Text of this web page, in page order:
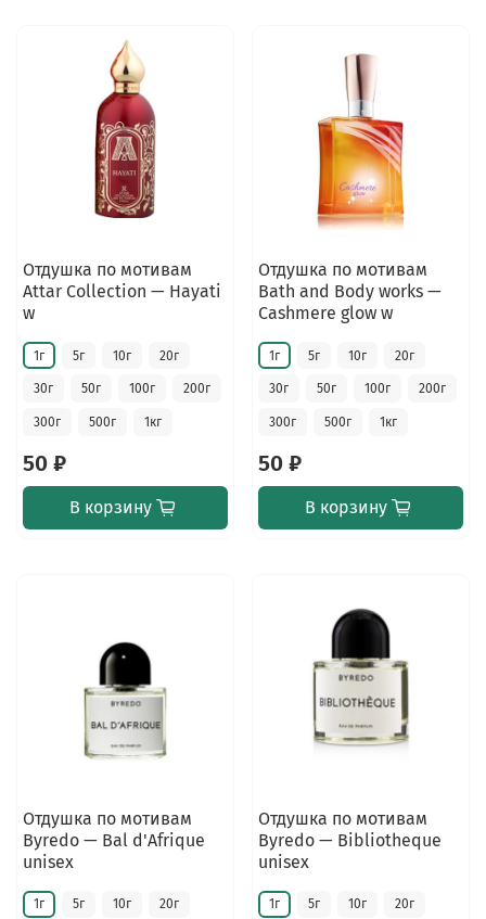
Отдушка по мотивам
Attar Collection — Hayati
w
1г 5г 10г 20г
30г 50г 100г 200г
300г 500г 1кг
50 ₽
В корзину
Отдушка по мотивам
Bath and Body works —
Cashmere glow w
1г 5г 10г 20г
30г 50г 100г 200г
300г 500г 1кг
50 ₽
В корзину
Отдушка по мотивам
Byredo — Bal d'Afrique
unisex
1г 5г 10г 20г
Отдушка по мотивам
Byredo — Bibliotheque
unisex
1г 5г 10г 20г